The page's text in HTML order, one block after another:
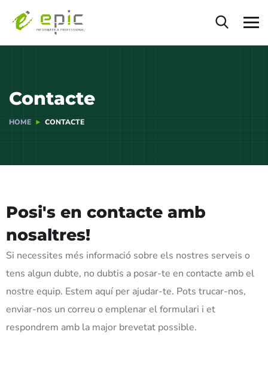
Contacte
HOME CONTACTE
Posi's en contacte amb
nosaltres!
Si necessites més informació sobre els nostres serveis o
tens algun dubte, no dubtis a posar-te en contacte amb el
nostre equip. Estem aquí per ajudar-te. Pots trucar-nos,
enviar-nos un correu o emplenar el formulari i et
respondrem amb la major brevetat possible.